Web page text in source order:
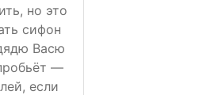
но это
сифон
Васю
—
если